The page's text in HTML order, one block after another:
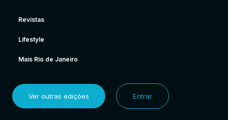
Revistas
Lifestyle
Mais Rio de Janeiro
Ver outras edições Entrar